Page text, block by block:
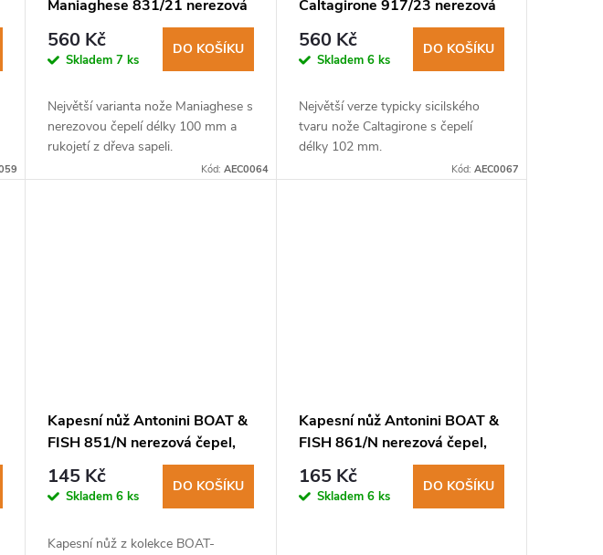
Maniaghese 831/21 nerezová
čepel, rukojeť dřevo sapeli
560 Kč
Skladem7 ks
DO KOŠÍKU
Největší varianta nože Maniaghese s
nerezovou čepelí délky 100 mm a
rukojetí z dřeva sapeli.
Kód: AEC0064
Caltagirone 917/23 nerezová
čepel, rukojeť dřevo kotibé
560 Kč
Skladem 6 ks
DO KOŠÍKU
Největší verze typicky sicilského
tvaru nože Caltagirone s čepelí
délky 102 mm.
Kód: AEC0067
Kapesní nůž Antonini BOAT &
FISH 851/N nerezová čepel,
plastová rukojeť
145 Kč
Skladem6 ks
DO KOŠÍKU
Kapesní nůž z kolekce BOAT-
Kapesní nůž Antonini BOAT &
FISH 861/N nerezová čepel,
plastová rukojeť
165 Kč
Skladem 6 ks
DO KOŠÍKU